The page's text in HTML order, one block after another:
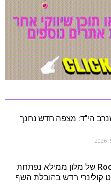
הי"ד: מצפה חדש נחנך
מסעדת ה-RoofTop של מלון ממילא נפתחת
קולינרי חדש בהובלת השף